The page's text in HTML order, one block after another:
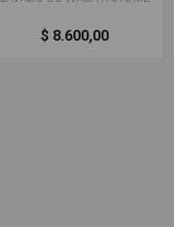
$ 8.600,00